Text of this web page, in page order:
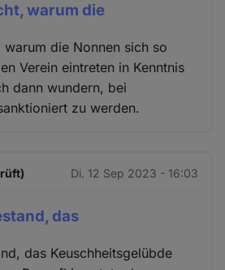
warum die
die Nonnen sich so
Verein eintreten in Kenntnis
dann wundern, bei
zu werden.
Di. 12 Sep 2023 - 16:03
das
das Keuschheitsgelübde